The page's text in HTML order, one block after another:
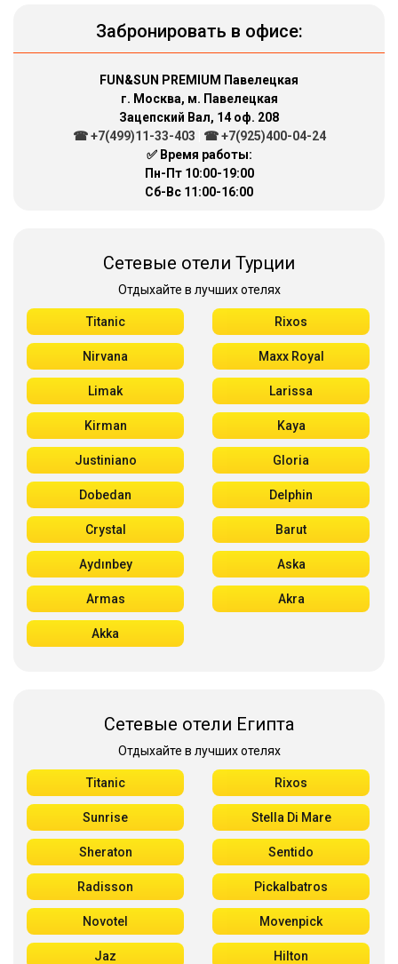
Забронировать в офисе:
FUN&SUN PREMIUM Павелецкая
г. Москва, м. Павелецкая
Зацепский Вал, 14 оф. 208
☎ +7(499)11-33-403
☎ +7(925)400-04-24
✅ Время работы:
Пн-Пт 10:00-19:00
Сб-Вс 11:00-16:00
Сетевые отели Турции
Отдыхайте в лучших отелях
Titanic Rixos
Nirvana Maxx Royal
Limak Larissa
Kirman Kaya
Justiniano Gloria
Dobedan Delphin
Crystal Barut
Aydınbey Aska
Armas Akra
Akka
Сетевые отели Египта
Отдыхайте в лучших отелях
Titanic Rixos
Sunrise Stella Di Mare
Sheraton Sentido
Radisson Pickalbatros
Novotel Movenpick
Jaz Hilton